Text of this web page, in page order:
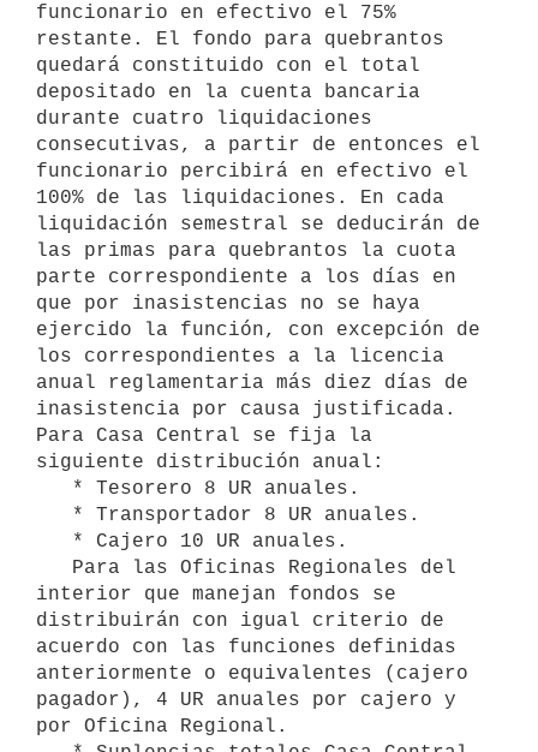
funcionario en efectivo el 75%
restante. El fondo para quebrantos
quedará constituido con el total
depositado en la cuenta bancaria
durante cuatro liquidaciones
consecutivas, a partir de entonces el
funcionario percibirá en efectivo el
100% de las liquidaciones. En cada
liquidación semestral se deducirán de
las primas para quebrantos la cuota
parte correspondiente a los días en
que por inasistencias no se haya
ejercido la función, con excepción de
los correspondientes a la licencia
anual reglamentaria más diez días de
inasistencia por causa justificada.
Para Casa Central se fija la
siguiente distribución anual:
interior que manejan fondos se
distribuirán con igual criterio de
acuerdo con las funciones definidas
anteriormente o equivalentes (cajero
pagador), 4 UR anuales por cajero y
por Oficina Regional.